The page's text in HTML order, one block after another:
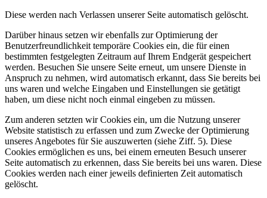
Diese werden nach Verlassen unserer Seite automatisch gelöscht.
Darüber hinaus setzen wir ebenfalls zur Optimierung der
Benutzerfreundlichkeit temporäre Cookies ein, die für einen
bestimmten festgelegten Zeitraum auf Ihrem Endgerät gespeichert
werden. Besuchen Sie unsere Seite erneut, um unsere Dienste in
Anspruch zu nehmen, wird automatisch erkannt, dass Sie bereits bei
uns waren und welche Eingaben und Einstellungen sie getätigt
haben, um diese nicht noch einmal eingeben zu müssen.
Zum anderen setzten wir Cookies ein, um die Nutzung unserer
Website statistisch zu erfassen und zum Zwecke der Optimierung
unseres Angebotes für Sie auszuwerten (siehe Ziff. 5). Diese
Cookies ermöglichen es uns, bei einem erneuten Besuch unserer
Seite automatisch zu erkennen, dass Sie bereits bei uns waren. Diese
Cookies werden nach einer jeweils definierten Zeit automatisch
gelöscht.